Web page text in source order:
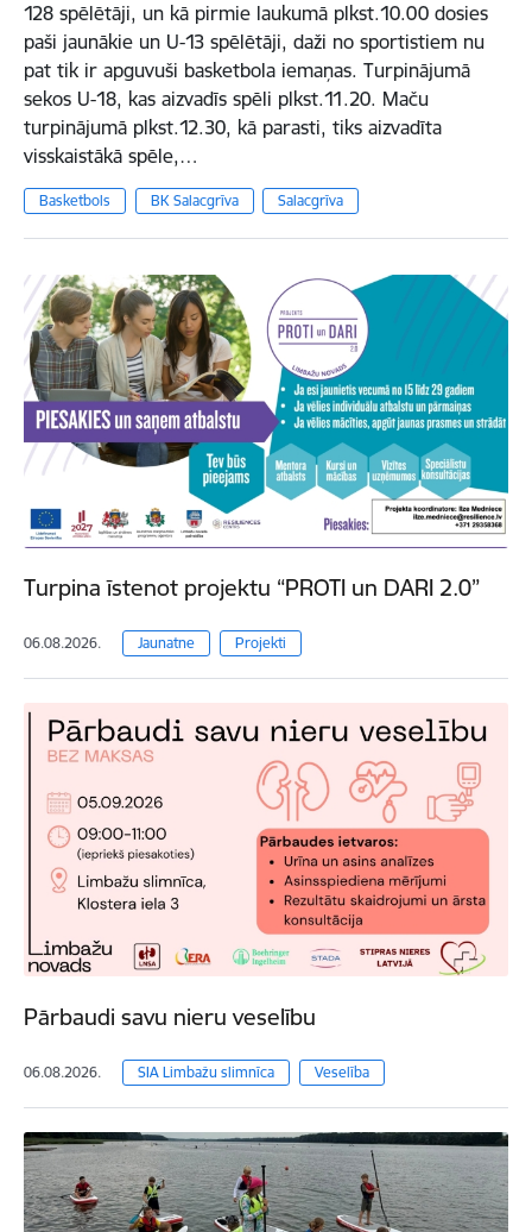
128 spēlētāji, un kā pirmie laukumā plkst.10.00 dosies
paši jaunākie un U-13 spēlētāji, daži no sportistiem nu
pat tik ir apguvuši basketbola iemaņas. Turpinājumā
sekos U-18, kas aizvadīs spēli plkst.11.20. Maču
turpinājumā plkst.12.30, kā parasti, tiks aizvadīta
visskaistākā spēle,…
Basketbols BK Salacgrīva Salacgrīva
Turpina īstenot projektu “PROTI un DARI 2.0”
06.08.2026. Jaunatne Projekti
Pārbaudi savu nieru veselību
06.08.2026. SIA Limbažu slimnīca Veselība